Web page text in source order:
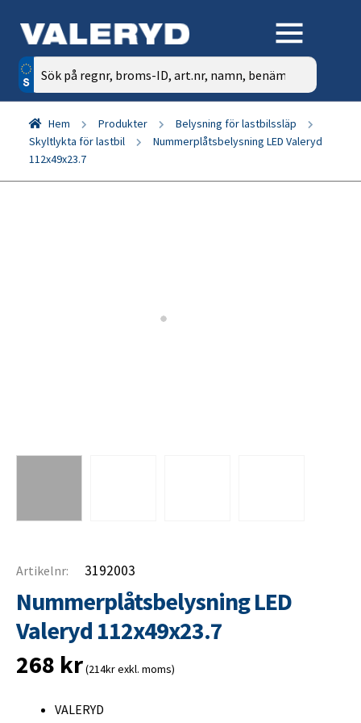
Sök
efter:
Hem Produkter
Belysning för lastbilssläp
Skyltlykta för lastbil
Nummerplåtsbelysning LED Valeryd
112x49x23.7
Artikelnr: 3192003
Nummerplåtsbelysning LED
Valeryd 112x49x23.7
268 kr(214kr exkl. moms)
VALERYD